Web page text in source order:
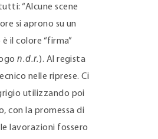
“Alcune scene
si aprono su un
il colore “firma”
n.d.r.). Al regista
nelle riprese. Ci
utilizzando poi
con la promessa di
lavorazioni fossero